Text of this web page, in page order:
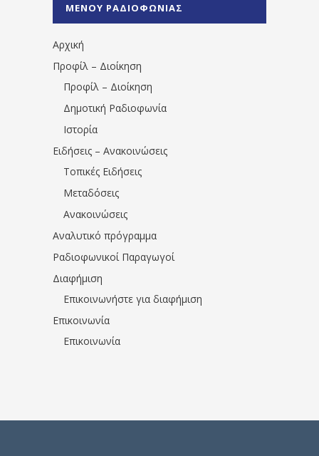
1531194763766854/" artist="" ]
ΜΕΝΟΥ ΡΑΔΙΟΦΩΝΙΑΣ
Αρχική
Προφίλ – Διοίκηση
Προφίλ – Διοίκηση
Δημοτική Ραδιοφωνία
Ιστορία
Ειδήσεις – Ανακοινώσεις
Τοπικές Ειδήσεις
Μεταδόσεις
Ανακοινώσεις
Αναλυτικό πρόγραμμα
Ραδιοφωνικοί Παραγωγοί
Διαφήμιση
Επικοινωνήστε για διαφήμιση
Επικοινωνία
Επικοινωνία